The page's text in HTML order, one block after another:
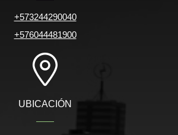
+573244290040
+576044481900
UBICACIÓN